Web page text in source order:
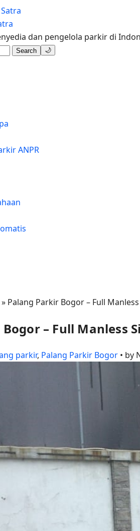
dan pengelola parkir di
Search 🌙
ANPR
» Palang Parkir Bogor – Full
– Full Manless
parkir, Palang Parkir Bogor • by